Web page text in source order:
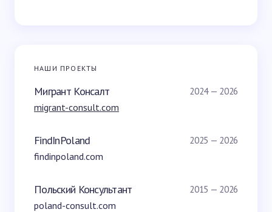
НАШИ ПРОЕКТЫ
Мигрант Консалт 2024 — 2026
migrant-consult.com
FindInPoland 2025 — 2026
findinpoland.com
Польский Консультант 2015 — 2026
poland-consult.com